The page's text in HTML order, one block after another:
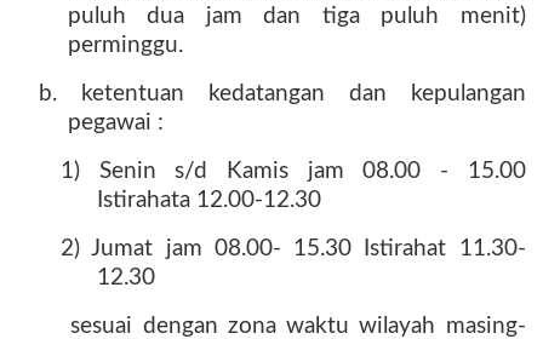
puluh dua jam dan tiga puluh menit)
perminggu.
b. ketentuan kedatangan dan kepulangan
pegawai :
1) Senin s/d Kamis jam 08.00 - 15.00
Istirahata 12.00-12.30
2) Jumat jam 08.00- 15.30 Istirahat 11.30-
12.30
sesuai dengan zona waktu wilayah masing-